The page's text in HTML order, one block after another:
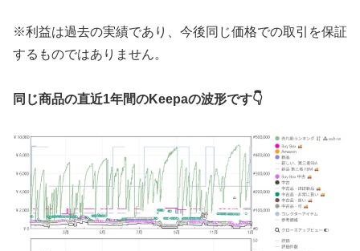
※利益は過去の実績であり、今後同じ価格での取引を保証
するものではありません。
同じ商品の直近1年間のKeepaの波形です👇